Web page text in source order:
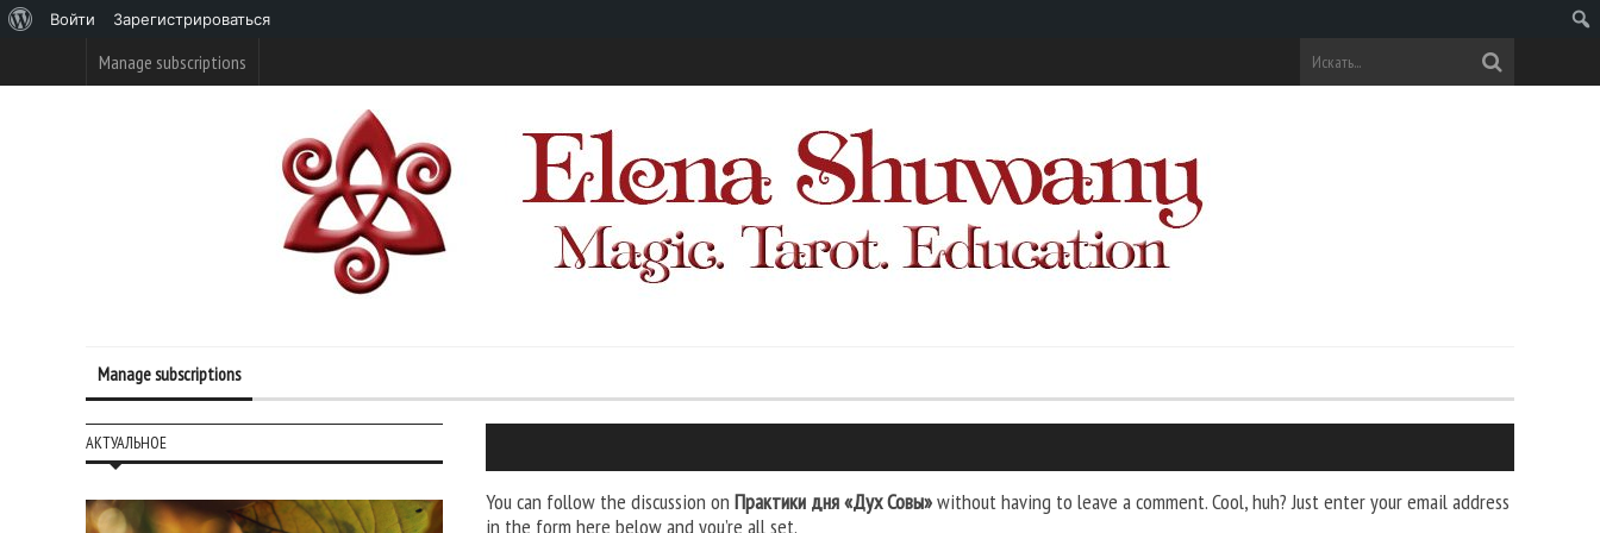
Manage subscriptions
Manage subscriptions
You can follow the discussion on Практики дня «Дух Совы»without having to leave a comment. Cool, huh? Just enter your email address
in the form here below and you’re all set.
АКТУАЛЬНОЕ
WordPress
Войти Зарегистрироваться